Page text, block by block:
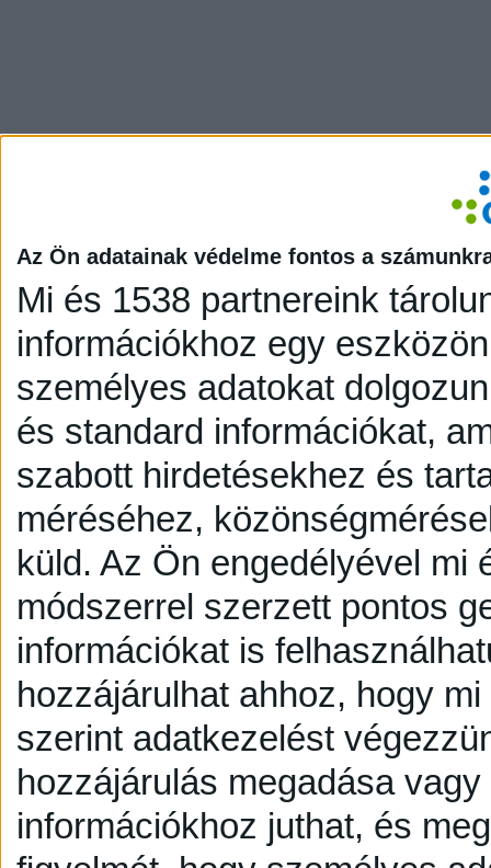
Az Ön adatainak védelme fontos a
Mi és 1538 partnereink
információkhoz egy
személyes adatokat
és standard információkat,
szabott hirdetésekhez és
méréséhez,
küld. Az Ön engedélyével mi
módszerrel szerzett pontos
információkat is
hozzájárulhat ahhoz, hogy
szerint adatkezelést
hozzájárulás megadása
információkhoz juthat, és